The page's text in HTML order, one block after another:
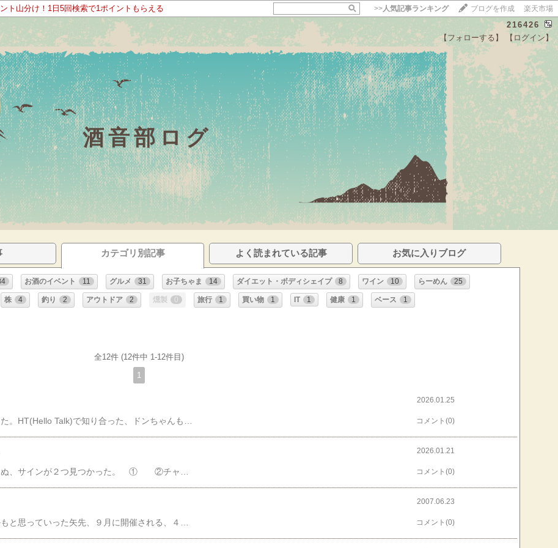
ト山分け！1日5回検索で1ポイントもらえる >>人気記事ランキング ブログを作成 楽天市場
216426
【フォローする】 【ログイン】
酒音部ログ
カテゴリ別記事 よく読まれている記事 お気に入りブログ
お酒のイベント 11 グルメ 31 お子ちゃま 14 ダイエット・ボディシェイプ 8 ワイン 10 らーめん 25
株 4 釣り 2 アウトドア 2 燻製 0 旅行 1 買い物 1 IT 1 健康 1 ベース 1
全12件 (12件中 1-12件目)
1
2026.01.25
コメント(0)
2026.01.21
コメント(0)
2007.06.23
コメント(0)